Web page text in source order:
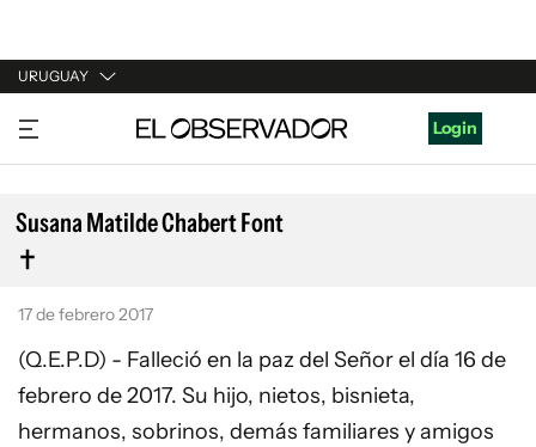
URUGUAY
URUGUAY
ARGENTINA
ESPAÑA
ESTADOS UNIDOS
Login
Susana Matilde Chabert Font
17 de febrero 2017
(Q.E.P.D) - Falleció en la paz del Señor el día 16 de
febrero de 2017. Su hijo, nietos, bisnieta,
hermanos, sobrinos, demás familiares y amigos